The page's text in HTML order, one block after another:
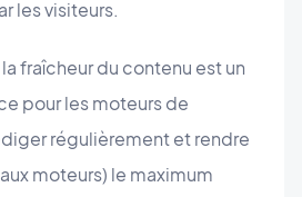
les visiteurs.
la fraîcheur du contenu est un
pour les moteurs de
régulièrement et rendre
moteurs) le maximum